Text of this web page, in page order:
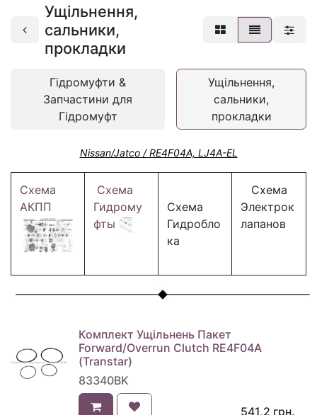
Ущільнення,
сальники,
прокладки
Гідромуфти &
Запчастини для
Гідромуфт
Ущільнення,
сальники,
прокладки
Nissan/Jatco / RE4F04A, LJ4A-EL
Схема
АКПП
Схема
Гидрому
фты
Схема
Гидробло
ка
Схема
Электрок
лапанов
Комплект Ущільнень Пакет
Forward/Overrun Clutch RE4F04A
(Transtar)
83340BK
541,2 грн.